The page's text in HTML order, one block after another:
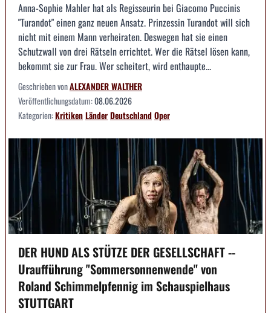
Anna-Sophie Mahler hat als Regisseurin bei Giacomo Puccinis
"Turandot" einen ganz neuen Ansatz. Prinzessin Turandot will sich
nicht mit einem Mann verheiraten. Deswegen hat sie einen
Schutzwall von drei Rätseln errichtet. Wer die Rätsel lösen kann,
bekommt sie zur Frau. Wer scheitert, wird enthaupte...
Geschrieben vonALEXANDER WALTHER
Veröffentlichungsdatum:08.06.2026
Kategorien:KritikenLänderDeutschlandOper
DER HUND ALS STÜTZE DER GESELLSCHAFT --
Uraufführung "Sommersonnenwende" von
Roland Schimmelpfennig im Schauspielhaus
STUTTGART